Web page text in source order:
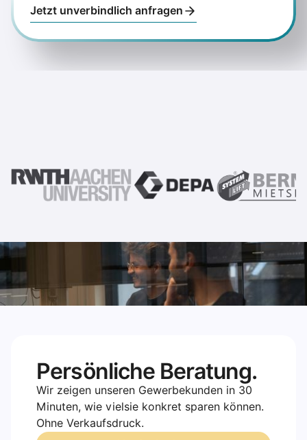
Jetzt unverbindlich anfragen
Persönliche Beratung.
Wir zeigen unseren Gewerbekunden in 30
Minuten, wie vielsie konkret sparen können.
Ohne Verkaufsdruck.